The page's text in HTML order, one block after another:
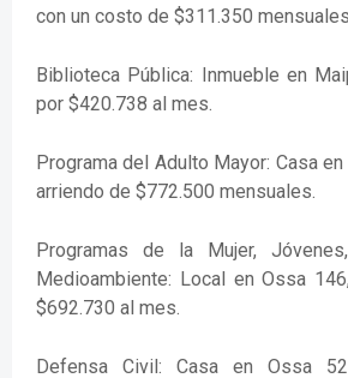
con un costo de $311.350
Biblioteca Pública: Inmueble en
por $420.738 al mes.
Programa del Adulto Mayor: Casa
arriendo de $772.500 mensuales.
Programas de la Mujer,
Medioambiente: Local en Ossa
$692.730 al mes.
Defensa Civil: Casa en Ossa